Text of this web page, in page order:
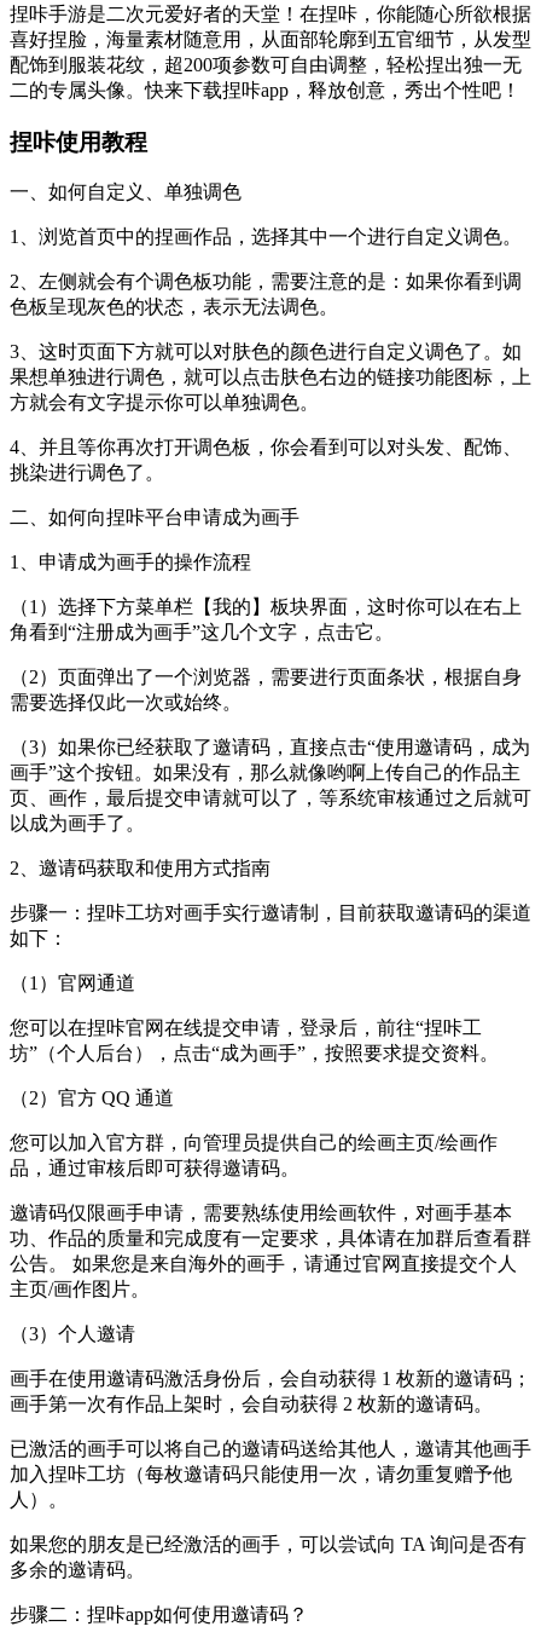
捏咔手游是二次元爱好者的天堂！在捏咔，你能随心所欲根据
喜好捏脸，海量素材随意用，从面部轮廓到五官细节，从发型
配饰到服装花纹，超200项参数可自由调整，轻松捏出独一无
二的专属头像。快来下载捏咔app，释放创意，秀出个性吧！
捏咔使用教程
一、如何自定义、单独调色
1、浏览首页中的捏画作品，选择其中一个进行自定义调色。
2、左侧就会有个调色板功能，需要注意的是：如果你看到调
色板呈现灰色的状态，表示无法调色。
3、这时页面下方就可以对肤色的颜色进行自定义调色了。如
果想单独进行调色，就可以点击肤色右边的链接功能图标，上
方就会有文字提示你可以单独调色。
4、并且等你再次打开调色板，你会看到可以对头发、配饰、
挑染进行调色了。
二、如何向捏咔平台申请成为画手
1、申请成为画手的操作流程
（1）选择下方菜单栏【我的】板块界面，这时你可以在右上
角看到“注册成为画手”这几个文字，点击它。
（2）页面弹出了一个浏览器，需要进行页面条状，根据自身
需要选择仅此一次或始终。
（3）如果你已经获取了邀请码，直接点击“使用邀请码，成为
画手”这个按钮。如果没有，那么就像哟啊上传自己的作品主
页、画作，最后提交申请就可以了，等系统审核通过之后就可
以成为画手了。
2、邀请码获取和使用方式指南
步骤一：捏咔工坊对画手实行邀请制，目前获取邀请码的渠道
如下：
（1）官网通道
您可以在捏咔官网在线提交申请，登录后，前往“捏咔工
坊”（个人后台），点击“成为画手”，按照要求提交资料。
（2）官方 QQ 通道
您可以加入官方群，向管理员提供自己的绘画主页/绘画作
品，通过审核后即可获得邀请码。
邀请码仅限画手申请，需要熟练使用绘画软件，对画手基本
功、作品的质量和完成度有一定要求，具体请在加群后查看群
公告。 如果您是来自海外的画手，请通过官网直接提交个人
主页/画作图片。
（3）个人邀请
画手在使用邀请码激活身份后，会自动获得 1 枚新的邀请码；
画手第一次有作品上架时，会自动获得 2 枚新的邀请码。
已激活的画手可以将自己的邀请码送给其他人，邀请其他画手
加入捏咔工坊（每枚邀请码只能使用一次，请勿重复赠予他
人）。
如果您的朋友是已经激活的画手，可以尝试向 TA 询问是否有
多余的邀请码。
步骤二：捏咔app如何使用邀请码？